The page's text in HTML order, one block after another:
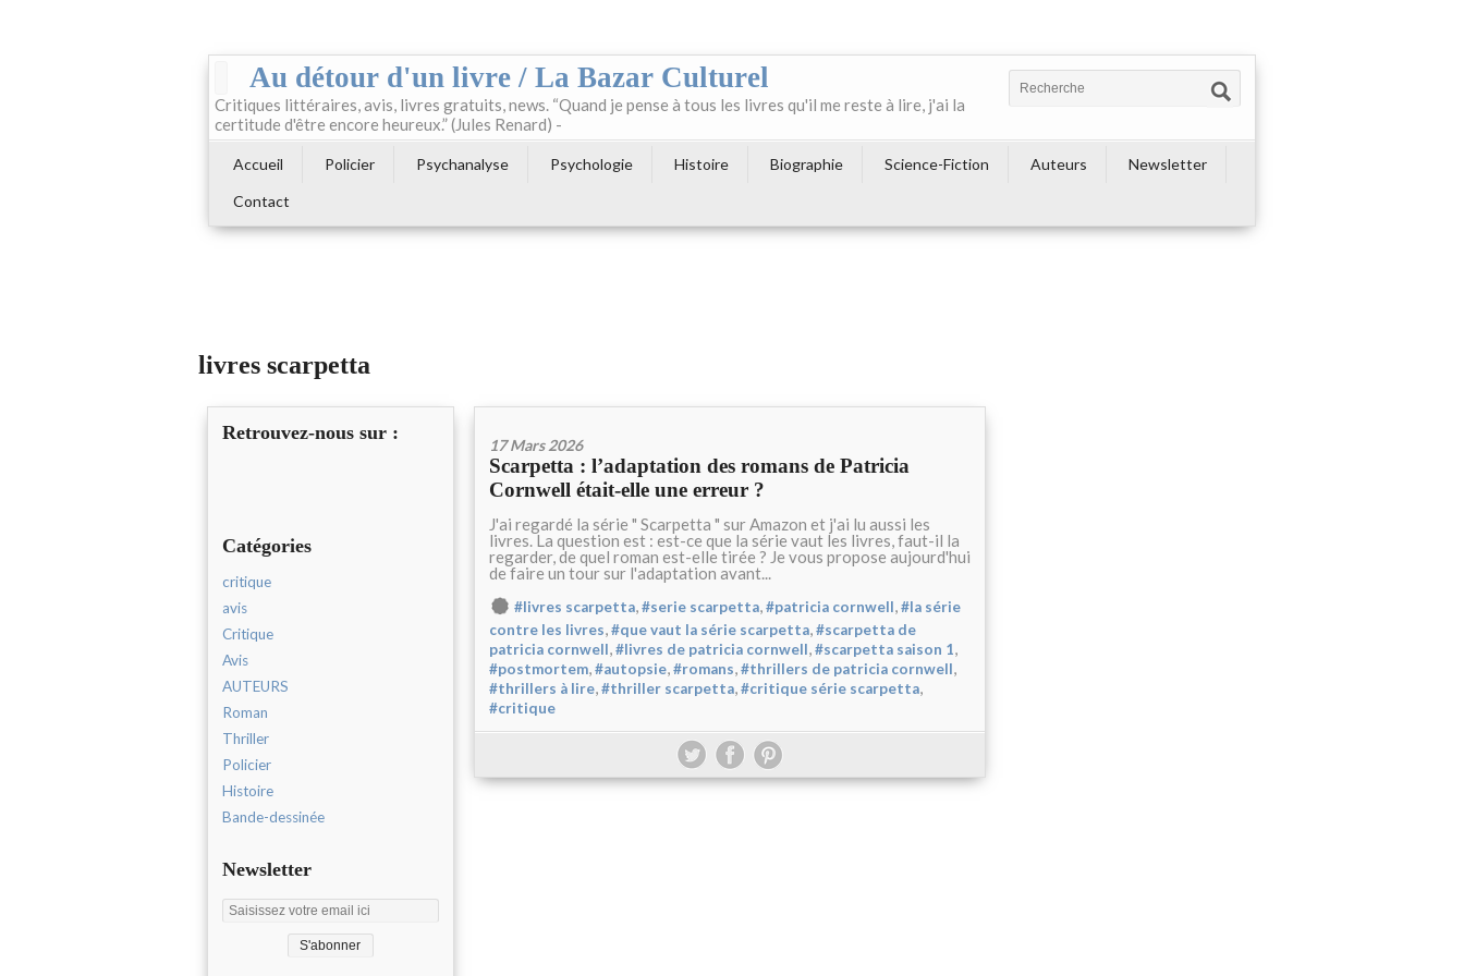
Au détour d'un livre / La Bazar Culturel
Critiques littéraires, avis, livres gratuits, news. “Quand je pense à tous les livres qu'il me reste à lire, j'ai la
certitude d'être encore heureux.” (Jules Renard) -
Accueil Policier Psychanalyse Psychologie Histoire Biographie Science-Fiction Auteurs
Newsletter
Contact
livres scarpetta
Retrouvez-nous sur :
Catégories
critique
avis
Critique
Avis
AUTEURS
Roman
Thriller
Policier
Histoire
Bande-dessinée
Newsletter
17 Mars 2026
Scarpetta : l’adaptation des romans de Patricia
Cornwell était-elle une erreur ?
J'ai regardé la série " Scarpetta " sur Amazon et j'ai lu aussi les
livres. La question est : est-ce que la série vaut les livres, faut-il la
regarder, de quel roman est-elle tirée ? Je vous propose aujourd'hui
de faire un tour sur l'adaptation avant...
#livres scarpetta,#serie scarpetta,#patricia cornwell,#la série
contre les livres,#que vaut la série scarpetta,#scarpetta de
patricia cornwell,#livres de patricia cornwell,#scarpetta saison 1,
#postmortem,#autopsie,#romans,#thrillers de patricia cornwell,
#thrillers à lire,#thriller scarpetta,#critique série scarpetta,
#critique